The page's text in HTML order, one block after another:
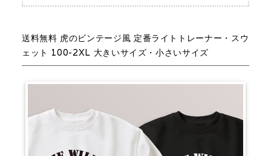
送料無料 虎のビンテージ風 定番ライトトレーナー・スウ
ェット 100-2XL 大きいサイズ・小さいサイズ